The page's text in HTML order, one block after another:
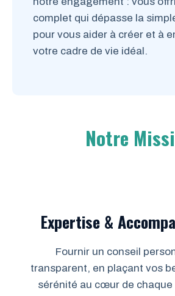
complet qui dépasse la
pour vous aider à créer et à
votre cadre de vie idéal.
Notre
Expertise &
Fournir un conseil
transparent, en plaçant vos
sérénité au cœur de